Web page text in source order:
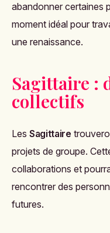
abandonner certaines
moment idéal pour
une renaissance.
Sagittaire :
collectifs
Les Sagittaire
projets de groupe.
collaborations et
rencontrer des
futures.